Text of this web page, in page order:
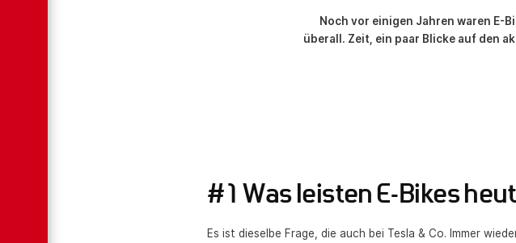
Noch vor einigen Jahren waren E-
überall. Zeit, ein paar Blicke auf den
#1 Was leisten E-Bikes
Es ist dieselbe Frage, die auch bei Tesla & Co. Immer